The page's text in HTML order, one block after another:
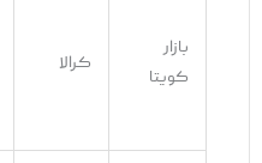
بازار
کویتا
کرالا